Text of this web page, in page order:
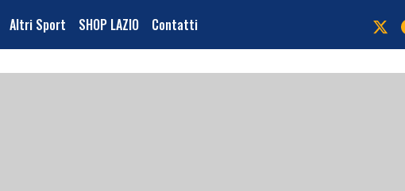
Altri Sport SHOP LAZIO Contatti